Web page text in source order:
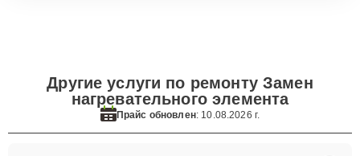
Другие услуги по ремонту Замен
нагревательного элемента
Прайс обновлен: 10.08.2026 г.